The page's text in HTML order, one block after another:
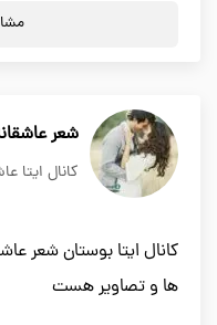
شعر
کانال ایتا
کانال ایتا بوستان شعر
ها و تصاویر هست